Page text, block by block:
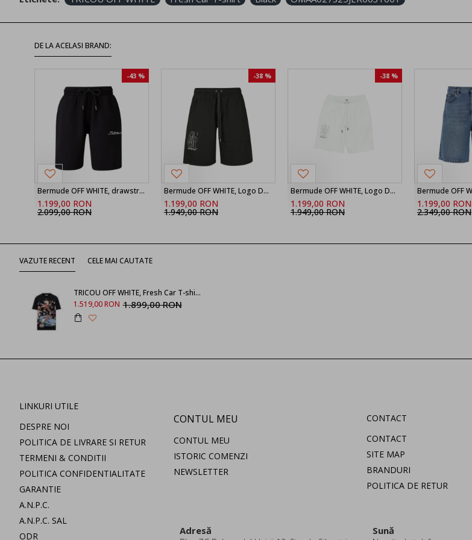
DE LA ACELASI BRAND:
-43 %
Bermude OFF WHITE, drawstring printed shorts
1.199,00 RON
2.099,00 RON
-38 %
Bermude OFF WHITE, Logo Detailed Drawstring Shorts
1.199,00 RON
1.949,00 RON
-38 %
Bermude OFF WHITE, Logo Detailed Drawstring Shorts, Alb
1.199,00 RON
1.949,00 RON
1.199,00 RON
2.349,00 RON
VAZUTE RECENT CELE MAI CAUTATE
TRICOU OFF WHITE, Fresh Car T-shirt, Black
1.519,00 RON 1.899,00 RON
LINKURI UTILE
DESPRE NOI
POLITICA DE LIVRARE SI RETUR
TERMENI & CONDITII
POLITICA CONFIDENTIALITATE
GARANTIE
A.N.P.C.
A.N.P.C. SAL
ODR
CONTUL MEU
CONTUL MEU
ISTORIC COMENZI
NEWSLETTER
CONTACT
CONTACT
SITE MAP
BRANDURI
POLITICA DE RETUR
Adresă Sună